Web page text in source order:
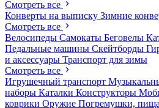
Смотреть все
Конверты на выписку Зимние
Смотреть все
Велосипеды Самокаты Беговелы
Педальные машины Скейтборды
и аксессуары Транспорт для зимы
Смотреть все
Игрушечный транспорт
наборы Каталки Конструкторы
коврики Оружие Погремушки,